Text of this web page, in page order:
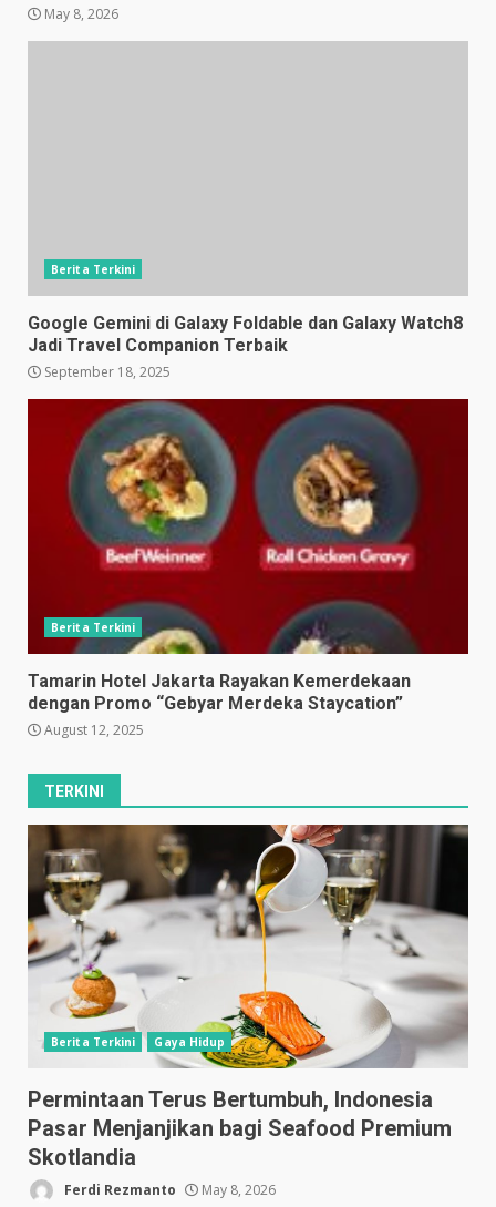
May 8, 2026
Berita Terkini
Google Gemini di Galaxy Foldable dan Galaxy Watch8
Jadi Travel Companion Terbaik
September 18, 2025
Berita Terkini
Tamarin Hotel Jakarta Rayakan Kemerdekaan
dengan Promo “Gebyar Merdeka Staycation”
August 12, 2025
TERKINI
Berita Terkini Gaya Hidup
Permintaan Terus Bertumbuh, Indonesia
Pasar Menjanjikan bagi Seafood Premium
Skotlandia
Ferdi Rezmanto May 8, 2026